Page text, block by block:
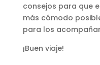
consejos para que
más cómodo
para los
¡Buen viaje!